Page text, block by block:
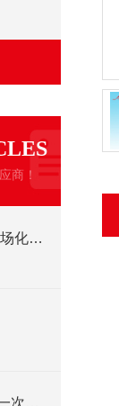
商！
天然气实现网上公开交易 市场化改革再下一城
差压式流量测量技术获得了一次飞跃